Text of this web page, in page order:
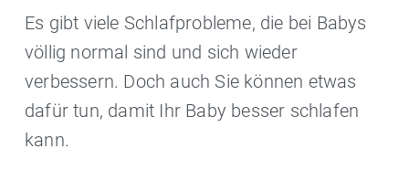
Es gibt viele Schlafprobleme, die bei Babys
völlig normal sind und sich wieder
verbessern. Doch auch Sie können etwas
dafür tun, damit Ihr Baby besser schlafen
kann.